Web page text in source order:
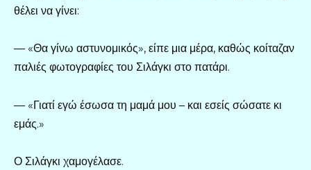
θέλει να γίνει:
— «Θα γίνω αστυνομικός», είπε μια μέρα, καθώς κοίταζαν
παλιές φωτογραφίες του Σιλάγκι στο πατάρι.
— «Γιατί εγώ έσωσα τη μαμά μου – και εσείς σώσατε κι
εμάς.»
Ο Σιλάγκι χαμογέλασε.